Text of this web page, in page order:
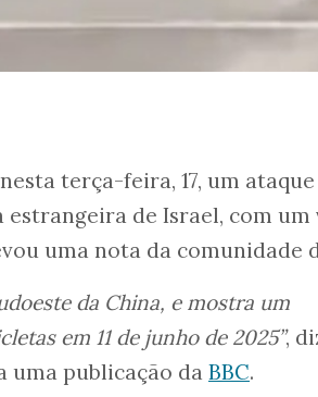
terça-feira, 17, um ataque
de Israel, com um
uma nota da comunidade
da China, e mostra um
em 11 de junho de 2025”,
uma publicação da BBC.